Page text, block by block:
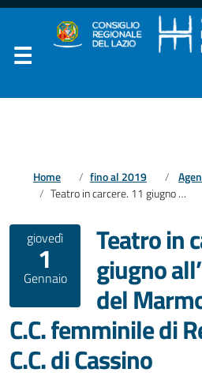
Home fino al 2019
Teatro in carcere. 11 giugno all’IPM di Casal del Marmo ed il 14 alla C.C. femminile di Rebibbia e alla C.C. di Cassino
giovedì
1
Gennaio
Teatro in
giugno
del
C.C. femminile di
C.C. di Cassino